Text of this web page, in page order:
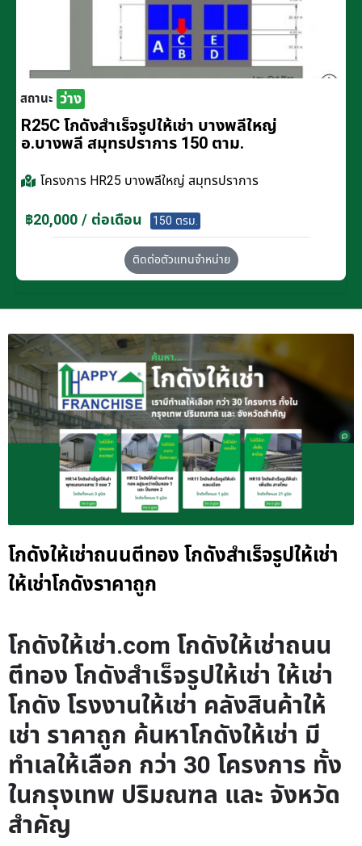
สถานะ ว่าง
R25C โกดังสำเร็จรูปให้เช่า บางพลีใหญ่
อ.บางพลี สมุทรปราการ 150 ตาม.
โครงการ HR25 บางพลีใหญ่ สมุทรปราการ
฿20,000 / ต่อเดือน 150 ตรม.
ติดต่อตัวแทนจำหน่าย
โกดังให้เช่าถนนตีทอง โกดังสำเร็จรูปให้เช่า
ให้เช่าโกดังราคาถูก
โกดังให้เช่า.com โกดังให้เช่าถนน
ตีทอง โกดังสำเร็จรูปให้เช่า ให้เช่า
โกดัง โรงงานให้เช่า คลังสินค้าให้
เช่า ราคาถูก ค้นหาโกดังให้เช่า มี
ทำเลให้เลือก กว่า 30 โครงการ ทั้ง
ในกรุงเทพ ปริมณฑล และ จังหวัด
สำคัญ